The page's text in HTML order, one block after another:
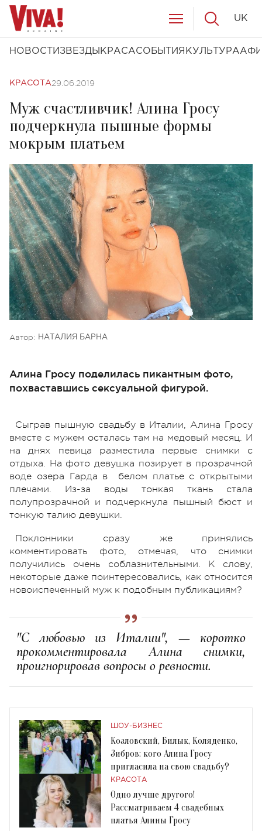
НОВОСТИ ЗВЕЗДЫ КРАСАСОБЫТИЯ КУЛЬТУРА
UK
КРАСОТА29.06.2019
Муж счастливчик! Алина Гросу
подчеркнула пышные формы
мокрым платьем
Автор: НАТАЛИЯ БАРНА
Алина Гросу поделилась пикантным фото,
похваставшись сексуальной фигурой.
Сыграв пышную свадьбу в Италии, Алина Гросу
вместе с мужем осталась там на медовый месяц. И
на днях певица разместила первые снимки с
отдыха. На фото девушка позирует в прозрачной
воде озера Гарда в белом платье с открытыми
плечами. Из-за воды тонкая ткань стала
полупрозрачной и подчеркнула пышный бюст и
тонкую талию девушки.
Поклонники сразу же принялись
комментировать фото, отмечая, что снимки
получились очень соблазнительными. К слову,
некоторые даже поинтересовались, как относится
новоиспеченный муж к подобным публикациям?
"С любовью из Италии", — коротко
прокомментировала Алина снимки,
проигнорировав вопросы о ревности.
ШОУ-БИЗНЕС
Козловский, Билык, Коляденко,
Зибров: кого Алина Гросу
пригласила на свою свадьбу?
КРАСОТА
Одно лучше другого!
Рассматриваем 4 свадебных
платья Алины Гросу